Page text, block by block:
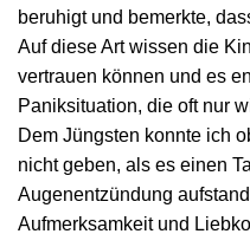
beruhigt und bemerkte,
Auf diese Art wissen die
vertrauen können und es
Paniksituation, die oft nur
Dem Jüngsten konnte ich
nicht geben, als es einen
Augenentzündung
Aufmerksamkeit und